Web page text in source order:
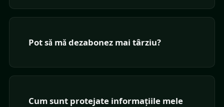
Pot să mă dezabonez mai târziu?
Cum sunt protejate informațiile mele